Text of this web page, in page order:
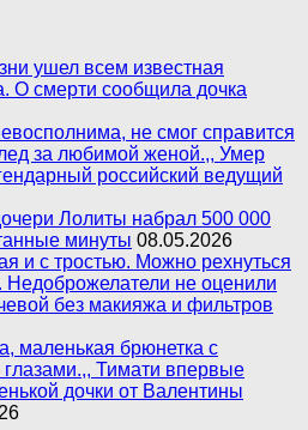
ушел всем известная
О смерти сообщила дочка
не смог справится
за любимой женой.,, Умер
российский ведущий
Лолиты набрал 500 000
минуты 08.05.2026
и с тростью. Можно рехнуться
Недоброжелатели не оценили
без макияжа и фильтров
маленькая брюнетка с
Тимати впервые
дочки от Валентины